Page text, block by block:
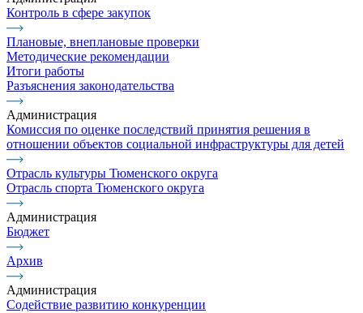
Контроль в сфере закупок
Плановые, внеплановые проверки
Методические рекомендации
Итоги работы
Разъяснения законодательства
Администрация
Комиссия по оценке последствий принятия решения в
отношении объектов социальной инфраструктуры для детей
Отрасль культуры Тюменского округа
Отрасль спорта Тюменского округа
Администрация
Бюджет
Архив
Администрация
Содействие развитию конкуренции